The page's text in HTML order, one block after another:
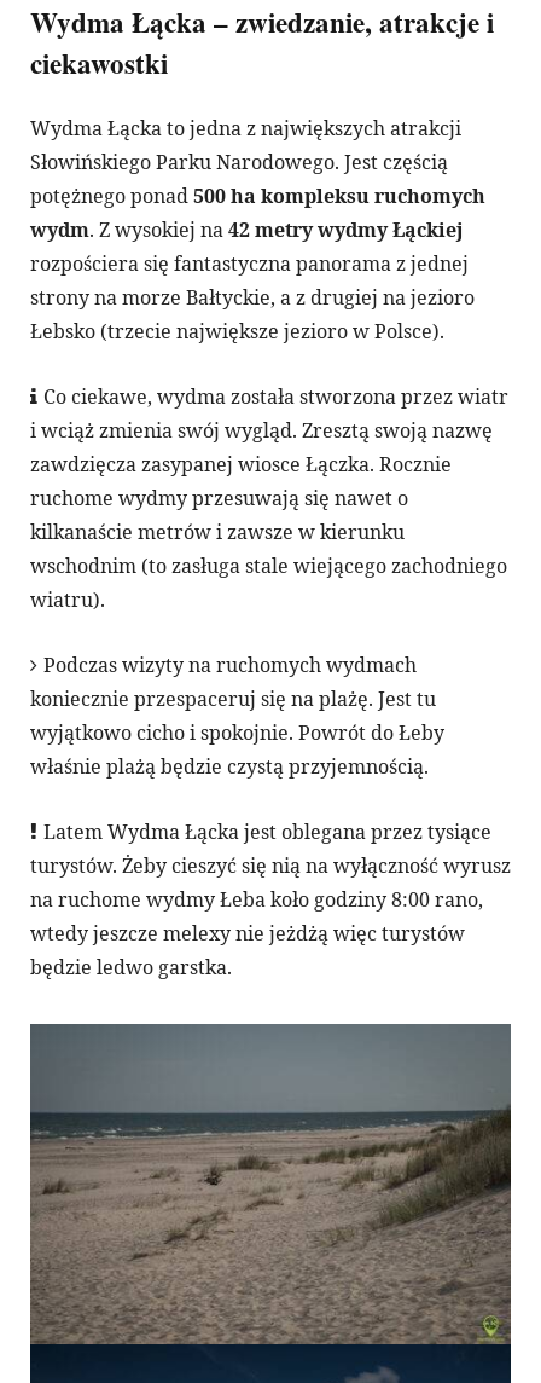
Wydma Łącka – zwiedzanie, atrakcje i
ciekawostki
Wydma Łącka to jedna z największych atrakcji
Słowińskiego Parku Narodowego. Jest częścią
potężnego ponad500 ha kompleksu ruchomych
wydm. Z wysokiej na42 metry wydmy Łąckiej
rozpościera się fantastyczna panorama z jednej
strony na morze Bałtyckie, a z drugiej na jezioro
Łebsko (trzecie największe jezioro w Polsce).
Co ciekawe, wydma została stworzona przez wiatr
i wciąż zmienia swój wygląd. Zresztą swoją nazwę
zawdzięcza zasypanej wiosce Łączka. Rocznie
ruchome wydmy przesuwają się nawet o
kilkanaście metrów i zawsze w kierunku
wschodnim (to zasługa stale wiejącego zachodniego
wiatru).
Podczas wizyty na ruchomych wydmach
koniecznie przespaceruj się na plażę. Jest tu
wyjątkowo cicho i spokojnie. Powrót do Łeby
właśnie plażą będzie czystą przyjemnością.
Latem Wydma Łącka jest oblegana przez tysiące
turystów. Żeby cieszyć się nią na wyłączność wyrusz
na ruchome wydmy Łeba koło godziny 8:00 rano,
wtedy jeszcze melexy nie jeżdżą więc turystów
będzie ledwo garstka.